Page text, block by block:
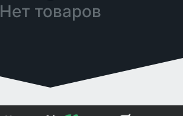
Нет товаров